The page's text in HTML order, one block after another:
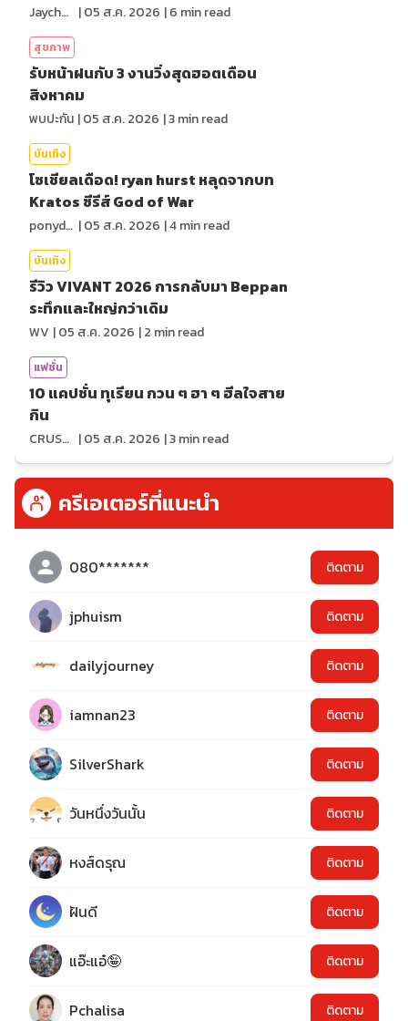
Jaychou |05 ส.ค. 2026 |6 min read
สุขภาพ
รับหน้าฝนกับ 3 งานวิ่งสุดฮอตเดือน
สิงหาคม
พบปะกัน |05 ส.ค. 2026 |3min read
บันเทิง
โซเชียลเดือด! ryan hurst หลุดจากบท
Kratos ซีรีส์ God of War
ponydiary |05 ส.ค. 2026 |4min read
บันเทิง
รีวิว VIVANT 2026 การกลับมา Beppan
ระทึกและใหญ่กว่าเดิม
WV |05 ส.ค. 2026 |2 min read
แฟชั่น
10 แคปชั่น ทุเรียน กวน ๆ ฮา ๆ ฮีลใจสาย
กิน
CRUSHที่แปลว่าแอบชอบ |05 ส.ค. 2026 |3min read
ครีเอเตอร์ที่แนะนำ
080******* ติดตาม
jphuism ติดตาม
dailyjourney ติดตาม
iamnan23 ติดตาม
SilverShark ติดตาม
วันหนึ่งวันนั้น ติดตาม
หงส์ดรุณ ติดตาม
ฝันดี ติดตาม
แอ๊ะแอ๋🤪 ติดตาม
Pchalisa ติดตาม